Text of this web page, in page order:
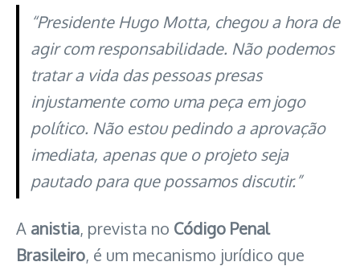
“Presidente Hugo Motta, chegou a hora de
agir com responsabilidade. Não podemos
tratar a vida das pessoas presas
injustamente como uma peça em jogo
político. Não estou pedindo a aprovação
imediata, apenas que o projeto seja
pautado para que possamos discutir.”
A anistia, prevista no Código Penal
Brasileiro, é um mecanismo jurídico que